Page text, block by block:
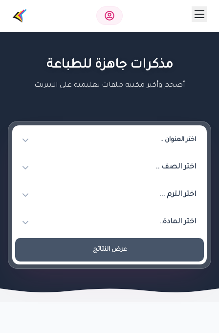
مذكرات جاهزة للطباعة
أضخم وأكبر مكتبة ملفات تعليمية على الانترنت
عرض النتائج